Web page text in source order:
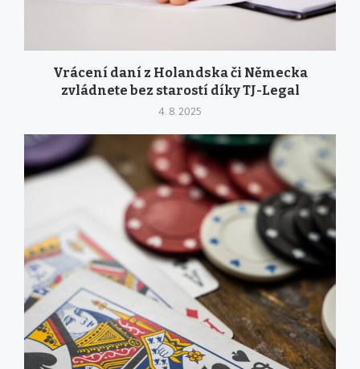
Vrácení daní z Holandska či Německa
zvládnete bez starostí díky TJ-Legal
4. 8. 2025